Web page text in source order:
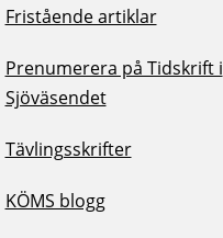
Fristående artiklar
Prenumerera på Tidskrift i
Sjöväsendet
Tävlingsskrifter
KÖMS blogg